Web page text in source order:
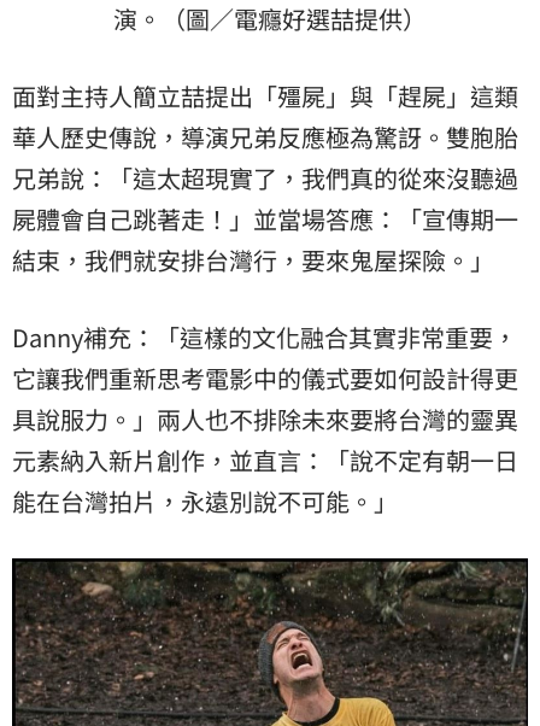
演。（圖／電癮好選喆提供）
面對主持人簡立喆提出「殭屍」與「趕屍」這類
華人歷史傳說，導演兄弟反應極為驚訝。雙胞胎
兄弟說：「這太超現實了，我們真的從來沒聽過
屍體會自己跳著走！」並當場答應：「宣傳期一
結束，我們就安排台灣行，要來鬼屋探險。」
Danny補充：「這樣的文化融合其實非常重要，
它讓我們重新思考電影中的儀式要如何設計得更
具說服力。」兩人也不排除未來要將台灣的靈異
元素納入新片創作，並直言：「說不定有朝一日
能在台灣拍片，永遠別說不可能。」